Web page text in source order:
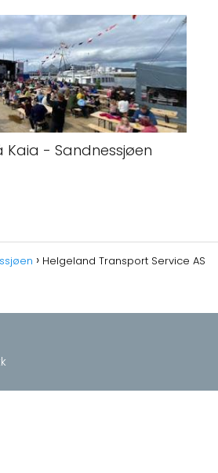
Kaia - Sandnessjøen
Helgeland Transport Service AS